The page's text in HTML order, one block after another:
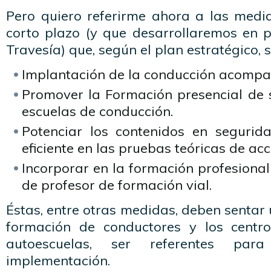
Pero quiero referirme ahora a las
corto plazo (y que desarrollaremos en
Travesía) que, según el plan estratégico,
Implantación de la conducción
Promover la Formación presencial
escuelas de conducción.
Potenciar los contenidos en
eficiente en las pruebas teóricas de
Incorporar en la formación
de profesor de formación vial.
Éstas, entre otras medidas, deben
formación de conductores y los
autoescuelas, ser referentes
implementación.